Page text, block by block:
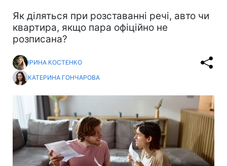
Як діляться при розставанні речі, авто чи
квартира, якщо пара офіційно не
розписана?
ІРИНА КОСТЕНКО
КАТЕРИНА ГОНЧАРОВА